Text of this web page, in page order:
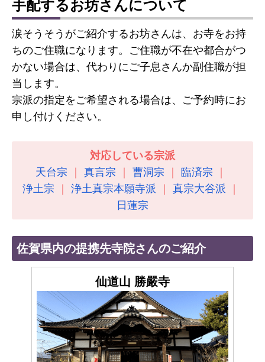
手配するお坊さんについて
涙そうそうがご紹介するお坊さんは、お寺をお持
ちのご住職になります。ご住職が不在や都合がつ
かない場合は、代わりにご子息さんか副住職が担
当します。
宗派の指定をご希望される場合は、ご予約時にお
申し付けください。
対応している宗派
天台宗
真言宗 曹洞宗
臨済宗
浄土宗
浄土真宗本願寺派
真宗大谷派
日蓮宗
佐賀県内の提携先寺院さんのご紹介
仙道山 勝嚴寺